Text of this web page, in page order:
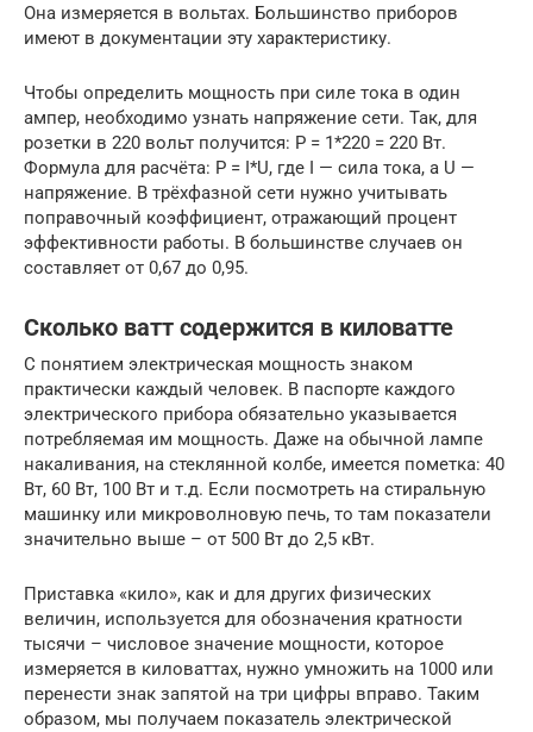
Она измеряется в вольтах. Большинство приборов
имеют в документации эту характеристику.
Чтобы определить мощность при силе тока в один
ампер, необходимо узнать напряжение сети. Так, для
розетки в 220 вольт получится: P = 1*220 = 220 Вт.
Формула для расчёта: P = I*U, где I — сила тока, а U —
напряжение. В трёхфазной сети нужно учитывать
поправочный коэффициент, отражающий процент
эффективности работы. В большинстве случаев он
составляет от 0,67 до 0,95.
Сколько ватт содержится в киловатте
С понятием электрическая мощность знаком
практически каждый человек. В паспорте каждого
электрического прибора обязательно указывается
потребляемая им мощность. Даже на обычной лампе
накаливания, на стеклянной колбе, имеется пометка: 40
Вт, 60 Вт, 100 Вт и т.д. Если посмотреть на стиральную
машинку или микроволновую печь, то там показатели
значительно выше – от 500 Вт до 2,5 кВт.
Приставка «кило», как и для других физических
величин, используется для обозначения кратности
тысячи – числовое значение мощности, которое
измеряется в киловаттах, нужно умножить на 1000 или
перенести знак запятой на три цифры вправо. Таким
образом, мы получаем показатель электрической